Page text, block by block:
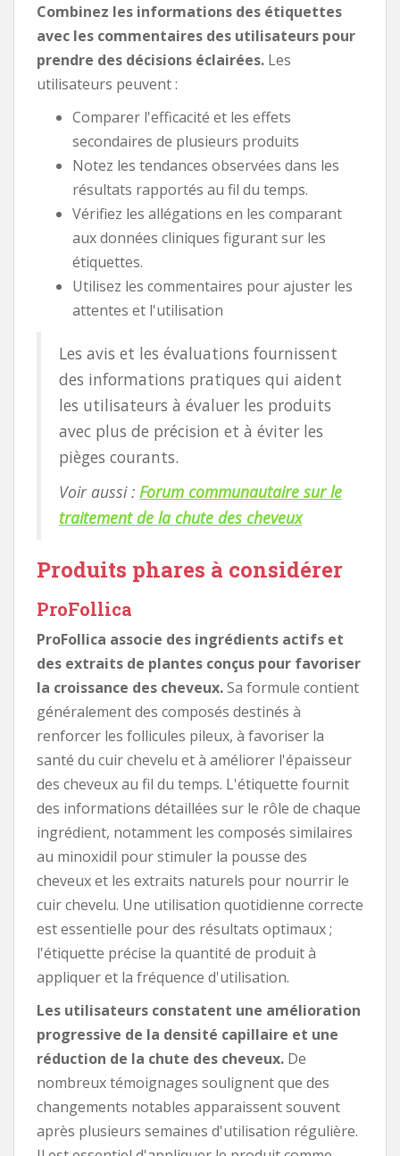
Combinez les informations des étiquettes
avec les commentaires des utilisateurs pour
prendre des décisions éclairées. Les
utilisateurs peuvent :
Comparer l'efficacité et les effets
secondaires de plusieurs produits
Notez les tendances observées dans les
résultats rapportés au fil du temps.
Vérifiez les allégations en les comparant
aux données cliniques figurant sur les
étiquettes.
Utilisez les commentaires pour ajuster les
attentes et l'utilisation
Les avis et les évaluations fournissent
des informations pratiques qui aident
les utilisateurs à évaluer les produits
avec plus de précision et à éviter les
pièges courants.
Voir aussi : Forum communautaire sur le
traitement de la chute des cheveux
Produits phares à considérer
ProFollica
ProFollica associe des ingrédients actifs et
des extraits de plantes conçus pour favoriser
la croissance des cheveux.Sa formule contient
généralement des composés destinés à
renforcer les follicules pileux, à favoriser la
santé du cuir chevelu et à améliorer l'épaisseur
des cheveux au fil du temps. L'étiquette fournit
des informations détaillées sur le rôle de chaque
ingrédient, notamment les composés similaires
au minoxidil pour stimuler la pousse des
cheveux et les extraits naturels pour nourrir le
cuir chevelu. Une utilisation quotidienne correcte
est essentielle pour des résultats optimaux ;
l'étiquette précise la quantité de produit à
appliquer et la fréquence d'utilisation.
Les utilisateurs constatent une amélioration
progressive de la densité capillaire et une
réduction de la chute des cheveux. De
nombreux témoignages soulignent que des
changements notables apparaissent souvent
après plusieurs semaines d'utilisation régulière.